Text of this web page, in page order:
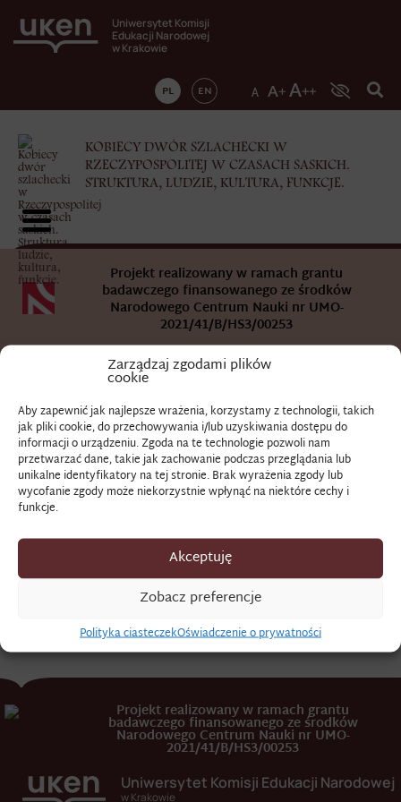
Zarządzaj zgodami plików
cookie
Aby zapewnić jak najlepsze wrażenia, korzystamy z technologii, takich
jak pliki cookie, do przechowywania i/lub uzyskiwania dostępu do
informacji o urządzeniu. Zgoda na te technologie pozwoli nam
przetwarzać dane, takie jak zachowanie podczas przeglądania lub
unikalne identyfikatory na tej stronie. Brak wyrażenia zgody lub
wycofanie zgody może niekorzystnie wpłynąć na niektóre cechy i
funkcje.
Akceptuję
Zobacz preferencje
Polityka ciasteczekOświadczenie o prywatności
Uniwersytet Komisji
Edukacji Narodowej
w Krakowie
PL EN
KOBIECY DWÓR SZLACHECKI W
RZECZYPOSPOLITEJ W CZASACH SASKICH.
STRUKTURA, LUDZIE, KULTURA, FUNKCJE.
Projekt realizowany w ramach grantu
badawczego finansowanego ze środków
Narodowego Centrum Nauki nr UMO-
2021/41/B/HS3/00253
TERKLAS
to wełniana tkanina używana wówczas w Małopolsce.
Źródło: „Sprawiłem sobie suknię zwierzchnią terklasową”.
K.J.K. Dziuliński,Diariusz potocznych rzeczy i wydatków na
różne domowe potrzeby, Pamiętnik, Biblioteka Jagiellońska
Projekt realizowany w ramach grantu
badawczego finansowanego ze środków
Narodowego Centrum Nauki nr UMO-
2021/41/B/HS3/00253
Uniwersytet Komisji Edukacji Narodowej
w Krakowie